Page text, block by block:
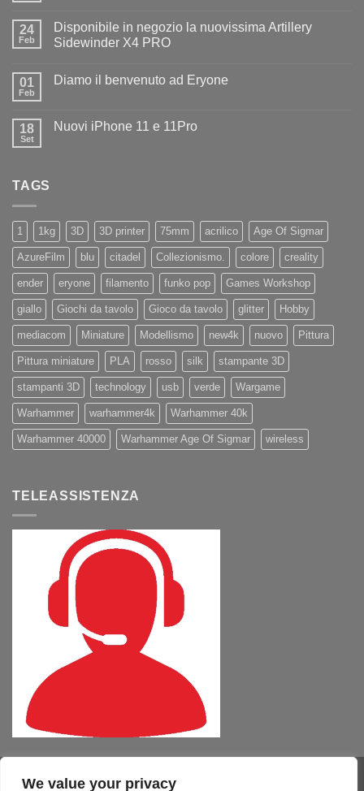
We value your privacy
Diamo
il
benvenuto
24
Feb
Disponibile in negozio la nuovissima Artillery
Sidewinder X4 PRO
su
la
nuovissima
01
Feb
Diamo il benvenuto ad Eryone
Diamo
18
Set
Nuovi iPhone 11 e 11Pro
TAGS
1 1kg 3D 3D printer 75mm acrilico Age Of Sigmar
AzureFilm blu citadel Collezionismo. colore creality
ender eryone filamento funko pop Games Workshop
giallo Giochi da tavolo Gioco da tavolo glitter Hobby
mediacom Miniature Modellismo new4k nuovo Pittura
Pittura miniature PLA rosso silk stampante 3D
stampanti 3D technology usb verde Wargame
Warhammer warhammer4k Warhammer 40k
Warhammer 40000 Warhammer Age Of Sigmar wireless
TELEASSISTENZA
Visa PayPal MasterCard